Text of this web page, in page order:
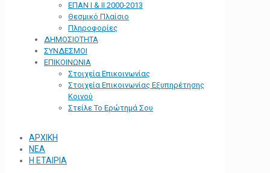
ΕΠΑΝ Ι & ΙΙ 2000-2013
Θεσμικό Πλαίσιο
Πληροφορίες
ΔΗΜΟΣΙΟΤΗΤΑ
ΣΥΝΔΕΣΜΟΙ
ΕΠΙΚΟΙΝΩΝΙΑ
Στοιχεία Επικοινωνίας
Στοιχεία Επικοινωνίας Εξυπηρέτησης
Κοινού
Στείλε Το Ερώτημά Σου
ΑΡΧΙΚΗ
ΝΕΑ
Η ΕΤΑΙΡΙΑ